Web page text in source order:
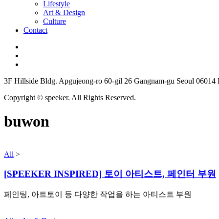
Lifestyle
Art & Design
Culture
Contact
3F Hillside Bldg. Apgujeong-ro 60-gil 26 Gangnam-gu Seoul 06014
Copyright © speeker. All Rights Reserved.
buwon
All >
[SPEEKER INSPIRED] 토이 아티스트, 페인터 부원
페인팅, 아트토이 등 다양한 작업을 하는 아티스트 부원